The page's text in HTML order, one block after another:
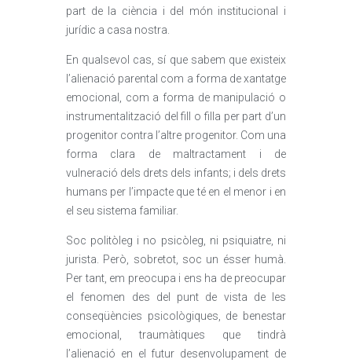
part de la ciència i del món institucional i
jurídic a casa nostra.
En qualsevol cas, sí que sabem que existeix
l’alienació parental com a forma de xantatge
emocional, com a forma de manipulació o
instrumentalització del fill o filla per part d’un
progenitor contra l’altre progenitor. Com una
forma clara de maltractament i de
vulneració dels drets dels infants; i dels drets
humans per l’impacte que té en el menor i en
el seu sistema familiar.
Soc politòleg i no psicòleg, ni psiquiatre, ni
jurista. Però, sobretot, soc un ésser humà.
Per tant, em preocupa i ens ha de preocupar
el fenomen des del punt de vista de les
conseqüències psicològiques, de benestar
emocional, traumàtiques que tindrà
l’alienació en el futur desenvolupament de